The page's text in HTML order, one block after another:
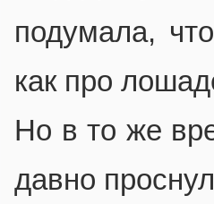
подумала,
как про
Но в то же
давно